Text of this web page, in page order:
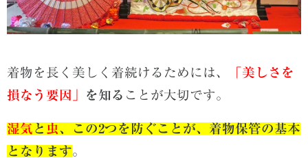
着物を長く美しく着続けるためには、
「美しさを
損なう要因」
を知る ことが大切です。
湿気 と 虫、この2つを防ぐことが、着物保管の基本
となります。